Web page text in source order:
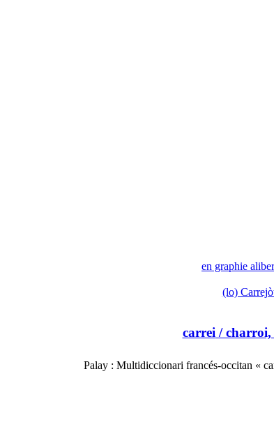
en graphie
(lo)
carrei / charroi,
Palay : Multidiccionari francés-occitan «